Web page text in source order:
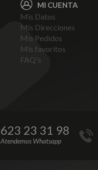
MI CUENTA
Mis Datos
Mis Direcciones
Mis Pedidos
Mis favoritos
FAQ's
623 23 31 98
Atendemos Whatsapp